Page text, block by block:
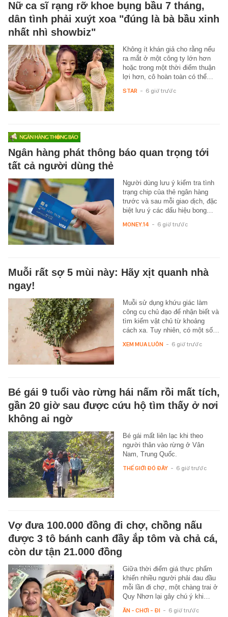
Nữ ca sĩ rạng rỡ khoe bụng bầu 7 tháng,
dân tình phải xuýt xoa "đúng là bà bầu xinh
nhất nhì showbiz"
Không ít khán giả cho rằng nếu
ra mắt ở một công ty lớn hơn
hoặc trong một thời điểm thuận
lợi hơn, cô hoàn toàn có thể…
STAR - 6 giờ trước
Ngân hàng phát thông báo quan trọng tới
tất cả người dùng thẻ
Người dùng lưu ý kiểm tra tình
trạng chip của thẻ ngân hàng
trước và sau mỗi giao dịch, đặc
biệt lưu ý các dấu hiệu bong…
MONEY.14 - 6 giờ trước
Muỗi rất sợ 5 mùi này: Hãy xịt quanh nhà
ngay!
Muỗi sử dụng khứu giác làm
công cụ chủ đạo để nhận biết và
tìm kiếm vật chủ từ khoảng
cách xa. Tuy nhiên, có một số…
XEM MUA LUÔN - 6 giờ trước
Bé gái 9 tuổi vào rừng hái nấm rồi mất tích,
gần 20 giờ sau được cứu hộ tìm thấy ở nơi
không ai ngờ
Bé gái mất liên lạc khi theo
người thân vào rừng ở Vân
Nam, Trung Quốc.
THẾ GIỚI ĐÓ ĐÂY - 6 giờ trước
Vợ đưa 100.000 đồng đi chợ, chồng nấu
được 3 tô bánh canh đầy ắp tôm và chả cá,
còn dư tận 21.000 đồng
Giữa thời điểm giá thực phẩm
khiến nhiều người phải đau đầu
mỗi lần đi chợ, một chàng trai ở
Quy Nhơn lại gây chú ý khi…
ĂN - CHƠI - ĐI - 6 giờ trước